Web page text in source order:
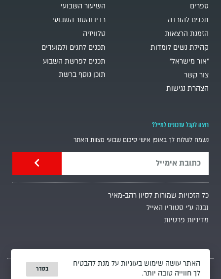
ספרים
תכנים להורדה
הזמנת הרצאות
קהילת נשים לומדות
"אור מישראל"
צור קשר
הצהרת נגישות
השיעור השבועי
רדיו והטור השבועי
טלוויזיה
תכנים לחגים ולמועדים
תכנים לפרשת השבוע
תוכן נוסף ברשת
רוצה לקבל עדכונים למייל?
נשמח לשלוח לך באופן אישי סיכום שבועי מצוות האתר
כל הזכויות שמורות לסיון רהב-מאיר
נבנה ע"י סטודיו האייל
מדיניות פרטיות
האתר עושה שימוש בעוגיות על מנת להבטיח
לך חווייה טובה יותר.
בסדר